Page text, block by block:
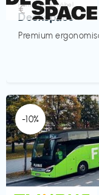
Homeoffice Möbel
Deskspace
Premium
€‎
-10%